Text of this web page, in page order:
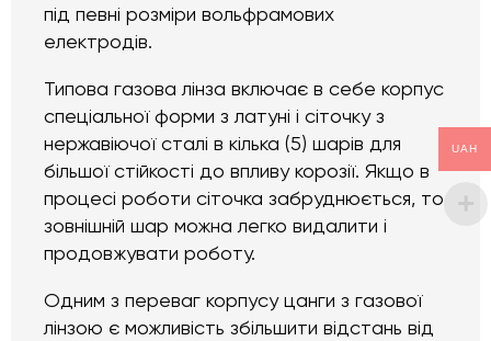
під певні розміри вольфрамових
електродів.
Типова газова лінза включає в себе корпус
спеціальної форми з латуні і сіточку з
нержавіючої сталі в кілька (5) шарів для
більшої стійкості до впливу корозії. Якщо в
процесі роботи сіточка забруднюється, то
зовнішній шар можна легко видалити і
продовжувати роботу.
Одним з переваг корпусу цанги з газової
лінзою є можливість збільшити відстань від
UAH